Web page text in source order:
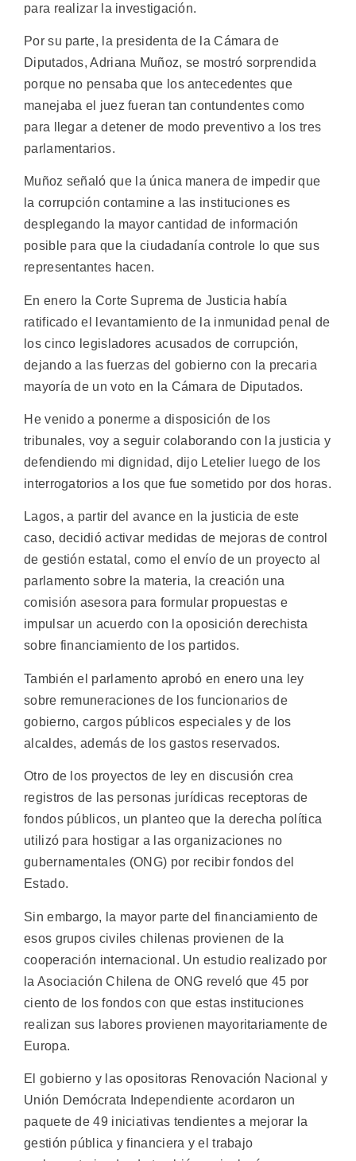
para realizar la investigación.
Por su parte, la presidenta de la Cámara de
Diputados, Adriana Muñoz, se mostró sorprendida
porque no pensaba que los antecedentes que
manejaba el juez fueran tan contundentes como
para llegar a detener de modo preventivo a los tres
parlamentarios.
Muñoz señaló que la única manera de impedir que
la corrupción contamine a las instituciones es
desplegando la mayor cantidad de información
posible para que la ciudadanía controle lo que sus
representantes hacen.
En enero la Corte Suprema de Justicia había
ratificado el levantamiento de la inmunidad penal de
los cinco legisladores acusados de corrupción,
dejando a las fuerzas del gobierno con la precaria
mayoría de un voto en la Cámara de Diputados.
He venido a ponerme a disposición de los
tribunales, voy a seguir colaborando con la justicia y
defendiendo mi dignidad, dijo Letelier luego de los
interrogatorios a los que fue sometido por dos horas.
Lagos, a partir del avance en la justicia de este
caso, decidió activar medidas de mejoras de control
de gestión estatal, como el envío de un proyecto al
parlamento sobre la materia, la creación una
comisión asesora para formular propuestas e
impulsar un acuerdo con la oposición derechista
sobre financiamiento de los partidos.
También el parlamento aprobó en enero una ley
sobre remuneraciones de los funcionarios de
gobierno, cargos públicos especiales y de los
alcaldes, además de los gastos reservados.
Otro de los proyectos de ley en discusión crea
registros de las personas jurídicas receptoras de
fondos públicos, un planteo que la derecha política
utilizó para hostigar a las organizaciones no
gubernamentales (ONG) por recibir fondos del
Estado.
Sin embargo, la mayor parte del financiamiento de
esos grupos civiles chilenas provienen de la
cooperación internacional. Un estudio realizado por
la Asociación Chilena de ONG reveló que 45 por
ciento de los fondos con que estas instituciones
realizan sus labores provienen mayoritariamente de
Europa.
El gobierno y las opositoras Renovación Nacional y
Unión Demócrata Independiente acordaron un
paquete de 49 iniciativas tendientes a mejorar la
gestión pública y financiera y el trabajo